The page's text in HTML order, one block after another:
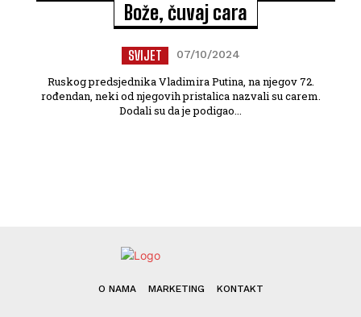
Bože, čuvaj cara
SVIJET 07/10/2024
Ruskog predsjednika Vladimira Putina, na njegov 72.
rođendan, neki od njegovih pristalica nazvali su carem.
Dodali su da je podigao...
O NAMA MARKETING KONTAKT